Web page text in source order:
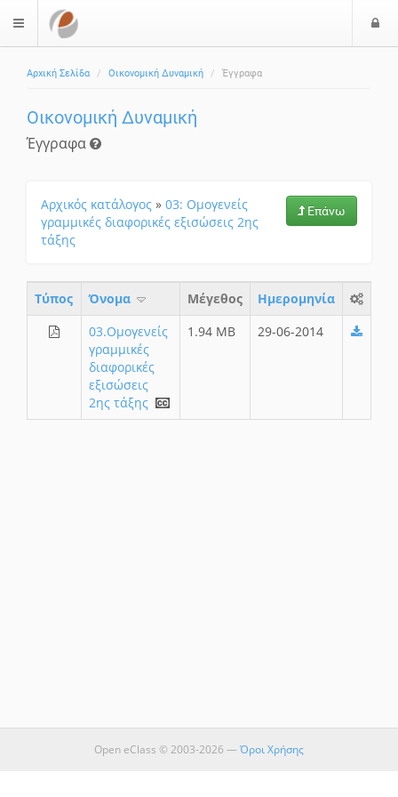
$langMenu
Αρχική Σελίδα Οικονομική Δυναμική Έγγραφα
Οικονομική Δυναμική
Έγγραφα
Επάνω
Αρχικός κατάλογος » 03: Ομογενείς
γραμμικές διαφορικές εξισώσεις 2ης
τάξης
Τύπος Όνομα Μέγεθος
Ημερομηνία
03.Ομογενείς
γραμμικές
διαφορικές
εξισώσεις
2ης τάξης
1.94 MB 29-06-2014
Open eClass © 2003-2026 —Όροι Χρήσης